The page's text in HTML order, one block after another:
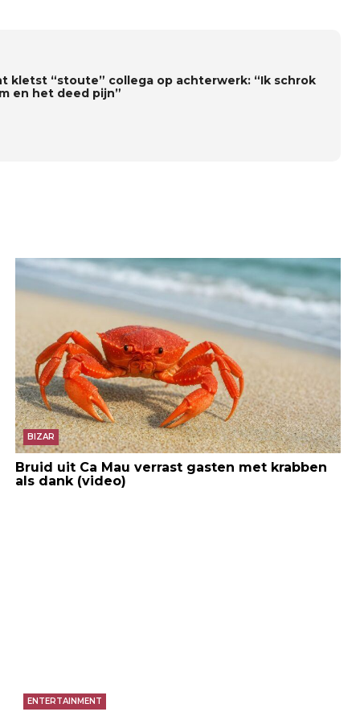
kletst “stoute” collega op achterwerk: “Ik schrok
en het deed pijn”
BIZAR
Bruid uit Ca Mau verrast gasten met krabben
als dank (video)
ENTERTAINMENT